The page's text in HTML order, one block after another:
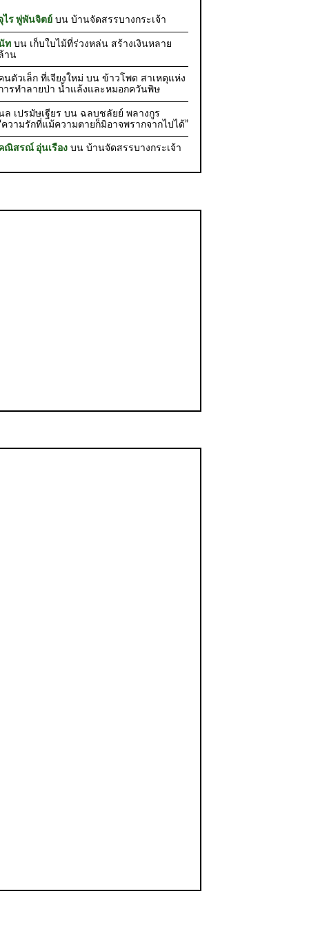
ไร พู่พันจิตย์บน บ้านจัดสรรบางกระเจ้า
ทบน เก็บใบไม้ที่ร่วงหล่น สร้างเงินหลาย
าน
นตัวเล็ก ที่เจียงใหม่ บน ข้าวโพด สาเหตุแห่ง
ารทำลายป่า น้ำแล้งและหมอกควันพิษ
ล เปรมัษเฐียร บน ฉลบชลัยย์ พลางกูร
ความรักที่แม้ความตายก็มิอาจพรากจากไปได้”
ณิสรณ์ อุ่นเรืองบน บ้านจัดสรรบางกระเจ้า